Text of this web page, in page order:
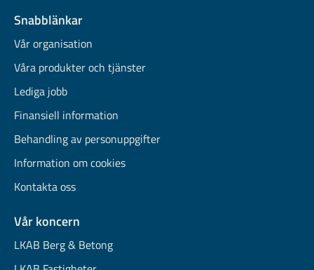
Snabblänkar
Vår organisation
Våra produkter och tjänster
Lediga jobb
Finansiell information
Behandling av personuppgifter
Information om cookies
Kontakta oss
Vår koncern
LKAB Berg & Betong